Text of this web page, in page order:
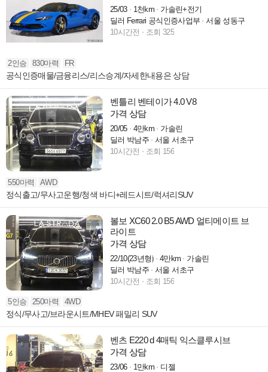
25/03 1천km
가솔린+전기
딜러 Ferrari 공식인증사업부
서울 성동구
10시간전
조회 325
2인승 830마력 FR
공식인증매물/금융리스/리스승계/자세한내용은 상담
벤틀리 벤테이가 4.0 V8
가격 상담
20/05 4만km
가솔린
딜러 박남주
서울 서초구
10시간전
조회 156
550마력 AWD
정식출고/무사고운행/청색 바디+레드시트/럭셔리SUV
볼보 XC60 2.0 B5 AWD 얼티메이트 브
라이트
가격 상담
22/10(23년형) 4만km
가솔린
딜러 박남주
서울 서초구
10시간전
조회 156
5인승 250마력 4WD
정식/무사고/브라운시트/MHEV 패밀리 SUV
벤츠 E220 d 4매틱 익스클루시브
가격 상담
23/06 1만km
디젤